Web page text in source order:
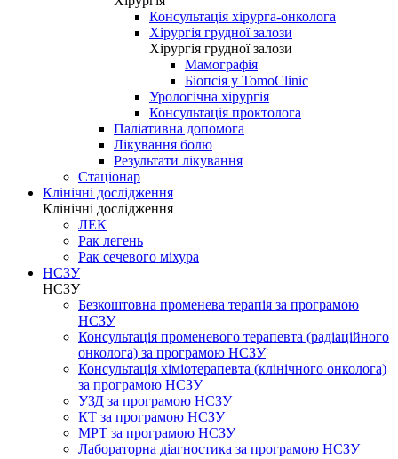
Консультація хірурга-онколога
Хірургія грудної залози
Хірургія грудної залози
Мамографія
Біопсія у TomoClinic
Урологічна хірургія
Консультація проктолога
Паліативна допомога
Лікування болю
Результати лікування
Стаціонар
Клінічні дослідження
Клінічні дослідження
ЛЕК
Рак легень
Рак сечевого міхура
НСЗУ
НСЗУ
Безкоштовна променева терапія за програмою
НСЗУ
Консультація променевого терапевта (радіаційного
онколога) за програмою НСЗУ
Консультація хіміотерапевта (клінічного онколога)
за програмою НСЗУ
УЗД за програмою НСЗУ
КТ за програмою НСЗУ
МРТ за програмою НСЗУ
Лабораторна діагностика за програмою НСЗУ